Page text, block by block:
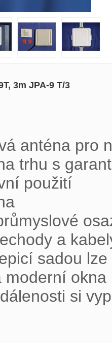
3m JPA-9 T/3
anténa pro
trhu s
použití
a
sadou
moderní
si